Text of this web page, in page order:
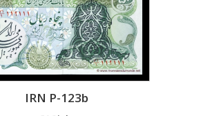
IRN P-123b